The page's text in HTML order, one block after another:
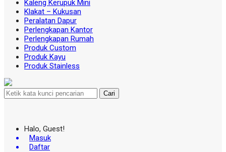
Kaleng Kerupuk Mini
Klakat – Kukusan
Peralatan Dapur
Perlengkapan Kantor
Perlengkapan Rumah
Produk Custom
Produk Kayu
Produk Stainless
Cari
Halo, Guest!
Masuk
Daftar